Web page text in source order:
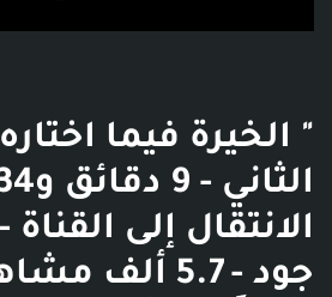
" الخيرة فيما
الانتقال إلى